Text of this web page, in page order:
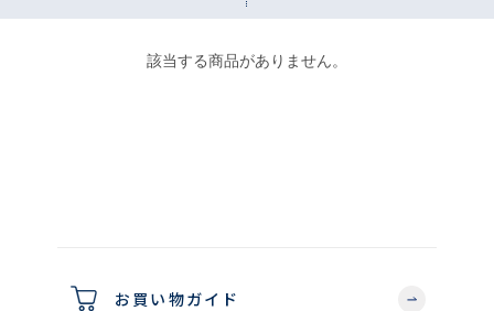
該当する商品がありません。
お買い物ガイド